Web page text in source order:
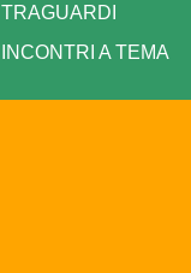
TRAGUARDI
INCONTRI A TEMA